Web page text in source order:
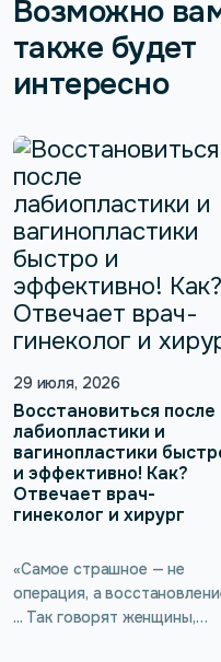
Возможно
также будет
интересно
29 июля, 2026
Восстановиться после
лабиопластики и
вагинопластики
и эффективно! Как?
Отвечает врач-
гинеколог и хирург
«Самое страшное — не
операция, а
... Так говорят женщины,